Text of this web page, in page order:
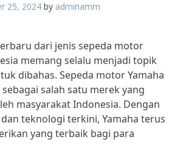
25, 2024 by adminamm
dari jenis sepeda motor
memang selalu menjadi topik
dibahas. Sepeda motor Yamaha
salah satu merek yang
masyarakat Indonesia. Dengan
teknologi terkini, Yamaha terus
yang terbaik bagi para